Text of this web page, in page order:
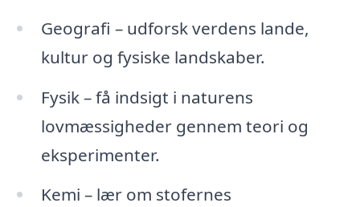
Geografi – udforsk verdens lande,
kultur og fysiske landskaber.
Fysik – få indsigt i naturens
lovmæssigheder gennem teori og
eksperimenter.
Kemi – lær om stofernes